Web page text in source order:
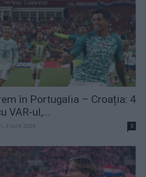
în Portugalia – Croația: 4
VAR-ul,...
3 iulie 2026 0